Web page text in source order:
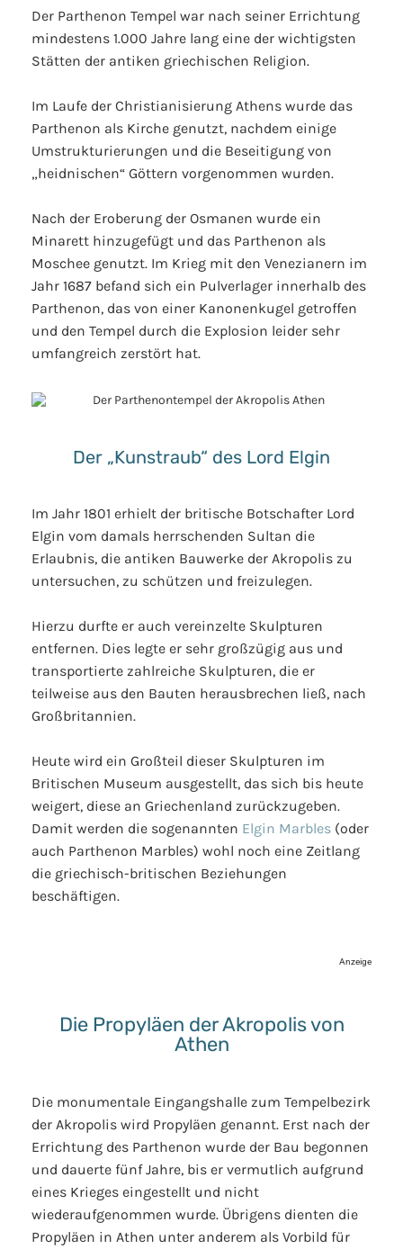
Der Parthenon Tempel war nach seiner Errichtung
mindestens 1.000 Jahre lang eine der wichtigsten
Stätten der antiken griechischen Religion.
Im Laufe der Christianisierung Athens wurde das
Parthenon als Kirche genutzt, nachdem einige
Umstrukturierungen und die Beseitigung von
„heidnischen“ Göttern vorgenommen wurden.
Nach der Eroberung der Osmanen wurde ein
Minarett hinzugefügt und das Parthenon als
Moschee genutzt. Im Krieg mit den Venezianern im
Jahr 1687 befand sich ein Pulverlager innerhalb des
Parthenon, das von einer Kanonenkugel getroffen
und den Tempel durch die Explosion leider sehr
umfangreich zerstört hat.
Der „Kunstraub“ des Lord Elgin
Im Jahr 1801 erhielt der britische Botschafter Lord
Elgin vom damals herrschenden Sultan die
Erlaubnis, die antiken Bauwerke der Akropolis zu
untersuchen, zu schützen und freizulegen.
Hierzu durfte er auch vereinzelte Skulpturen
entfernen. Dies legte er sehr großzügig aus und
transportierte zahlreiche Skulpturen, die er
teilweise aus den Bauten herausbrechen ließ, nach
Großbritannien.
Heute wird ein Großteil dieser Skulpturen im
Britischen Museum ausgestellt, das sich bis heute
weigert, diese an Griechenland zurückzugeben.
Damit werden die sogenannten Elgin Marbles (oder
auch Parthenon Marbles) wohl noch eine Zeitlang
die griechisch-britischen Beziehungen
beschäftigen.
Anzeige
Die Propyläen der Akropolis von
Athen
Die monumentale Eingangshalle zum Tempelbezirk
der Akropolis wird Propyläen genannt. Erst nach der
Errichtung des Parthenon wurde der Bau begonnen
und dauerte fünf Jahre, bis er vermutlich aufgrund
eines Krieges eingestellt und nicht
wiederaufgenommen wurde. Übrigens dienten die
Propyläen in Athen unter anderem als Vorbild für